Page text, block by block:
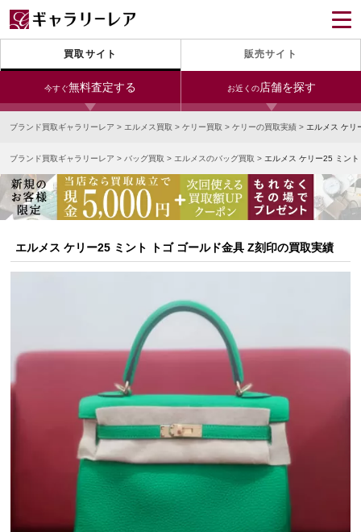
買取サイト 販売サイト
今すぐ無料査定する お近くの店舗を探す
24時間受付（対応時間10:00～19:00）
宅配買取を申し込む
無料の宅配キットをお届けします
今すぐ電話査定
受付時間 10:00～19:00
銀座本店 青山表参道店 新宿東口店
小田急新宿店 LAB東京 名古屋大須店
なんば店 神戸元町(三宮)店 LAB大阪
中野ブロードウェイ
宅配買取を申し込む
無料の宅配キットをお届けします
ブランド買取ギャラリーレア > エルメス買取 > ケリー買取 > ケリーの買取実績 > エルメス ケリ
ブランド買取ギャラリーレア > バッグ買取 > エルメスのバッグ買取 > エルメス ケリー25 ミン
エルメス ケリー25 ミント トゴ ゴールド金具 Z刻印の買取実績